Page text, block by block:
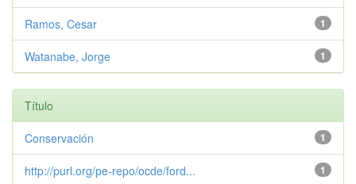
1
Ramos, Cesar
1
Watanabe, Jorge
Título
1
Conservación
1
http://purl.org/pe-repo/ocde/ford...